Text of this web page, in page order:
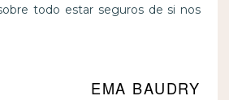
todo estar seguros de si nos
EMA BAUDRY